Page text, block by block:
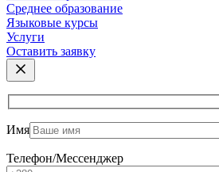
Среднее образование
Языковые курсы
Услуги
Оставить заявку
Имя
Телефон/Мессенджер